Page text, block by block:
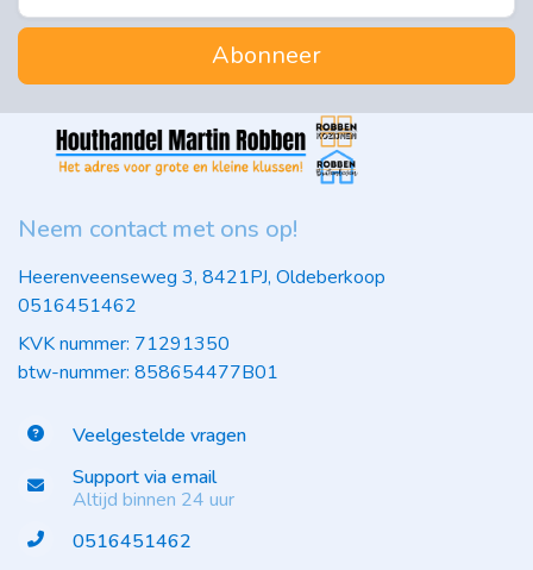
Abonneer
Neem contact met ons op!
Heerenveenseweg 3, 8421PJ, Oldeberkoop
0516451462
KVK nummer: 71291350
btw-nummer: 858654477B01
Veelgestelde vragen
Support via email
Altijd binnen 24 uur
0516451462